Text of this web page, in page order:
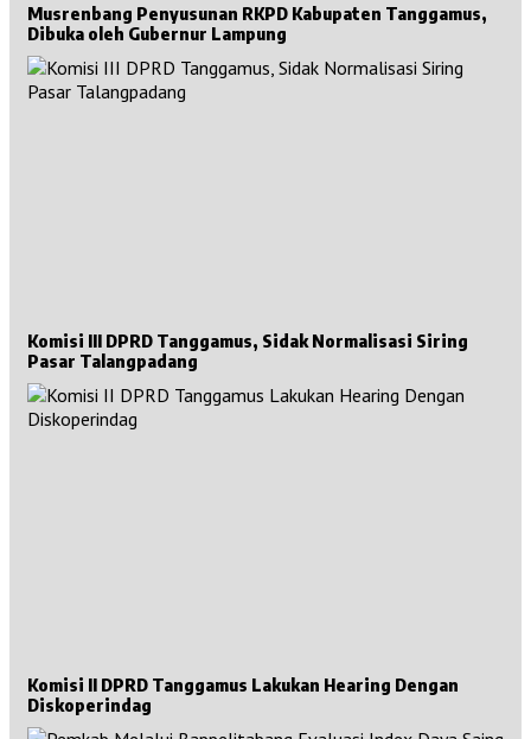
Musrenbang Penyusunan RKPD Kabupaten Tanggamus,
Dibuka oleh Gubernur Lampung
Komisi III DPRD Tanggamus, Sidak Normalisasi Siring
Pasar Talangpadang
Komisi II DPRD Tanggamus Lakukan Hearing Dengan
Diskoperindag